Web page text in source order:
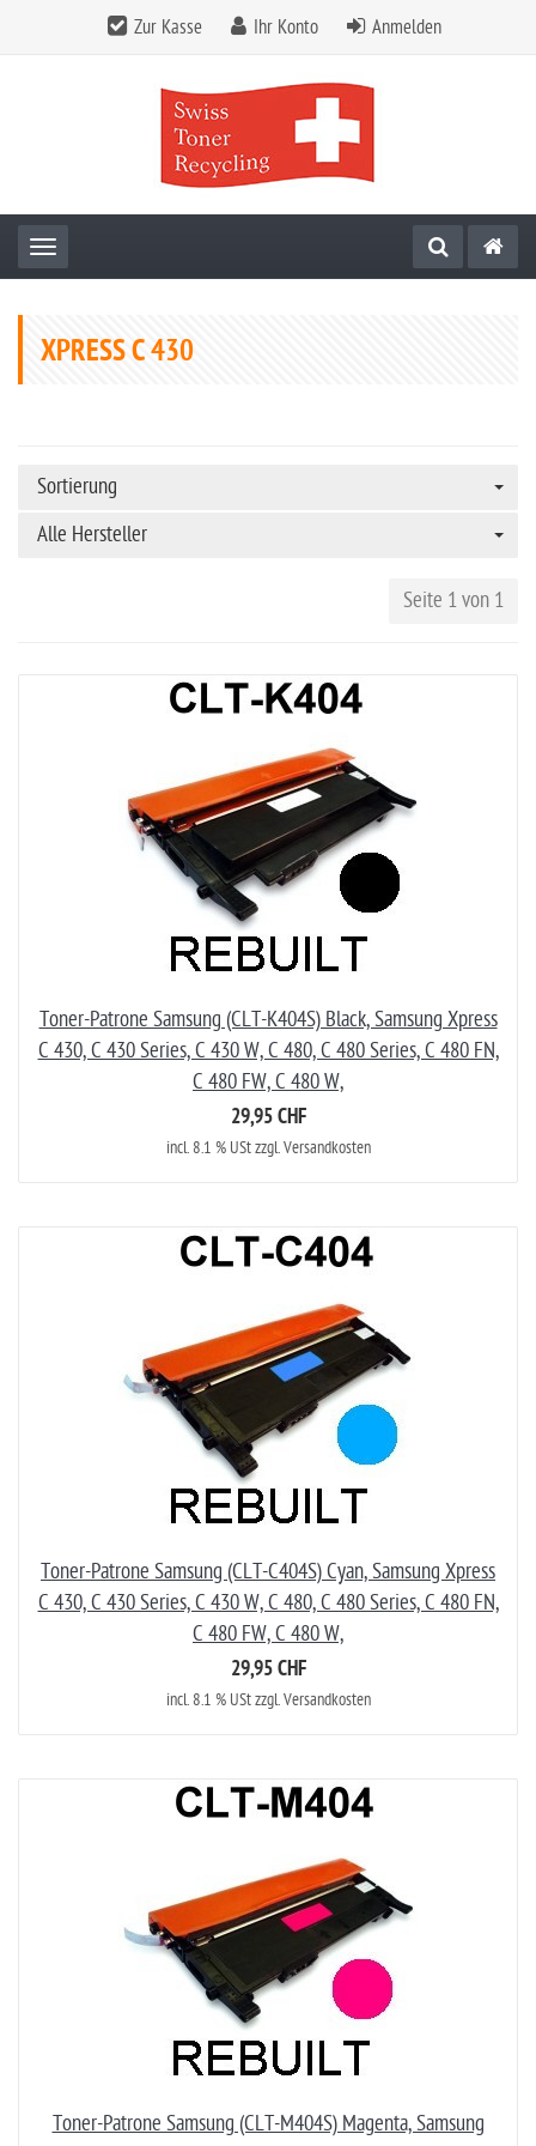
Zur Kasse Ihr Konto Anmelden
Toggle navigation
XPRESS C 430
Sortierung
Alle Hersteller
Seite 1 von 1
Toner-Patrone Samsung (CLT-K404S) Black, Samsung Xpress
C 430, C 430 Series, C 430 W, C 480, C 480 Series, C 480 FN,
C 480 FW, C 480 W,
29,95 CHF
incl. 8.1 % USt zzgl. Versandkosten
Toner-Patrone Samsung (CLT-C404S) Cyan, Samsung Xpress
C 430, C 430 Series, C 430 W, C 480, C 480 Series, C 480 FN,
C 480 FW, C 480 W,
29,95 CHF
incl. 8.1 % USt zzgl. Versandkosten
Toner-Patrone Samsung (CLT-M404S) Magenta, Samsung